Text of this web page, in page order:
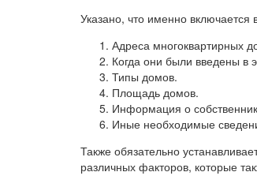
Указано, что именно
Адреса многоквартирных
Когда они были введены в
Типы домов.
Площадь домов.
Информация о
Иные необходимые
Также обязательно
различных факторов, которые